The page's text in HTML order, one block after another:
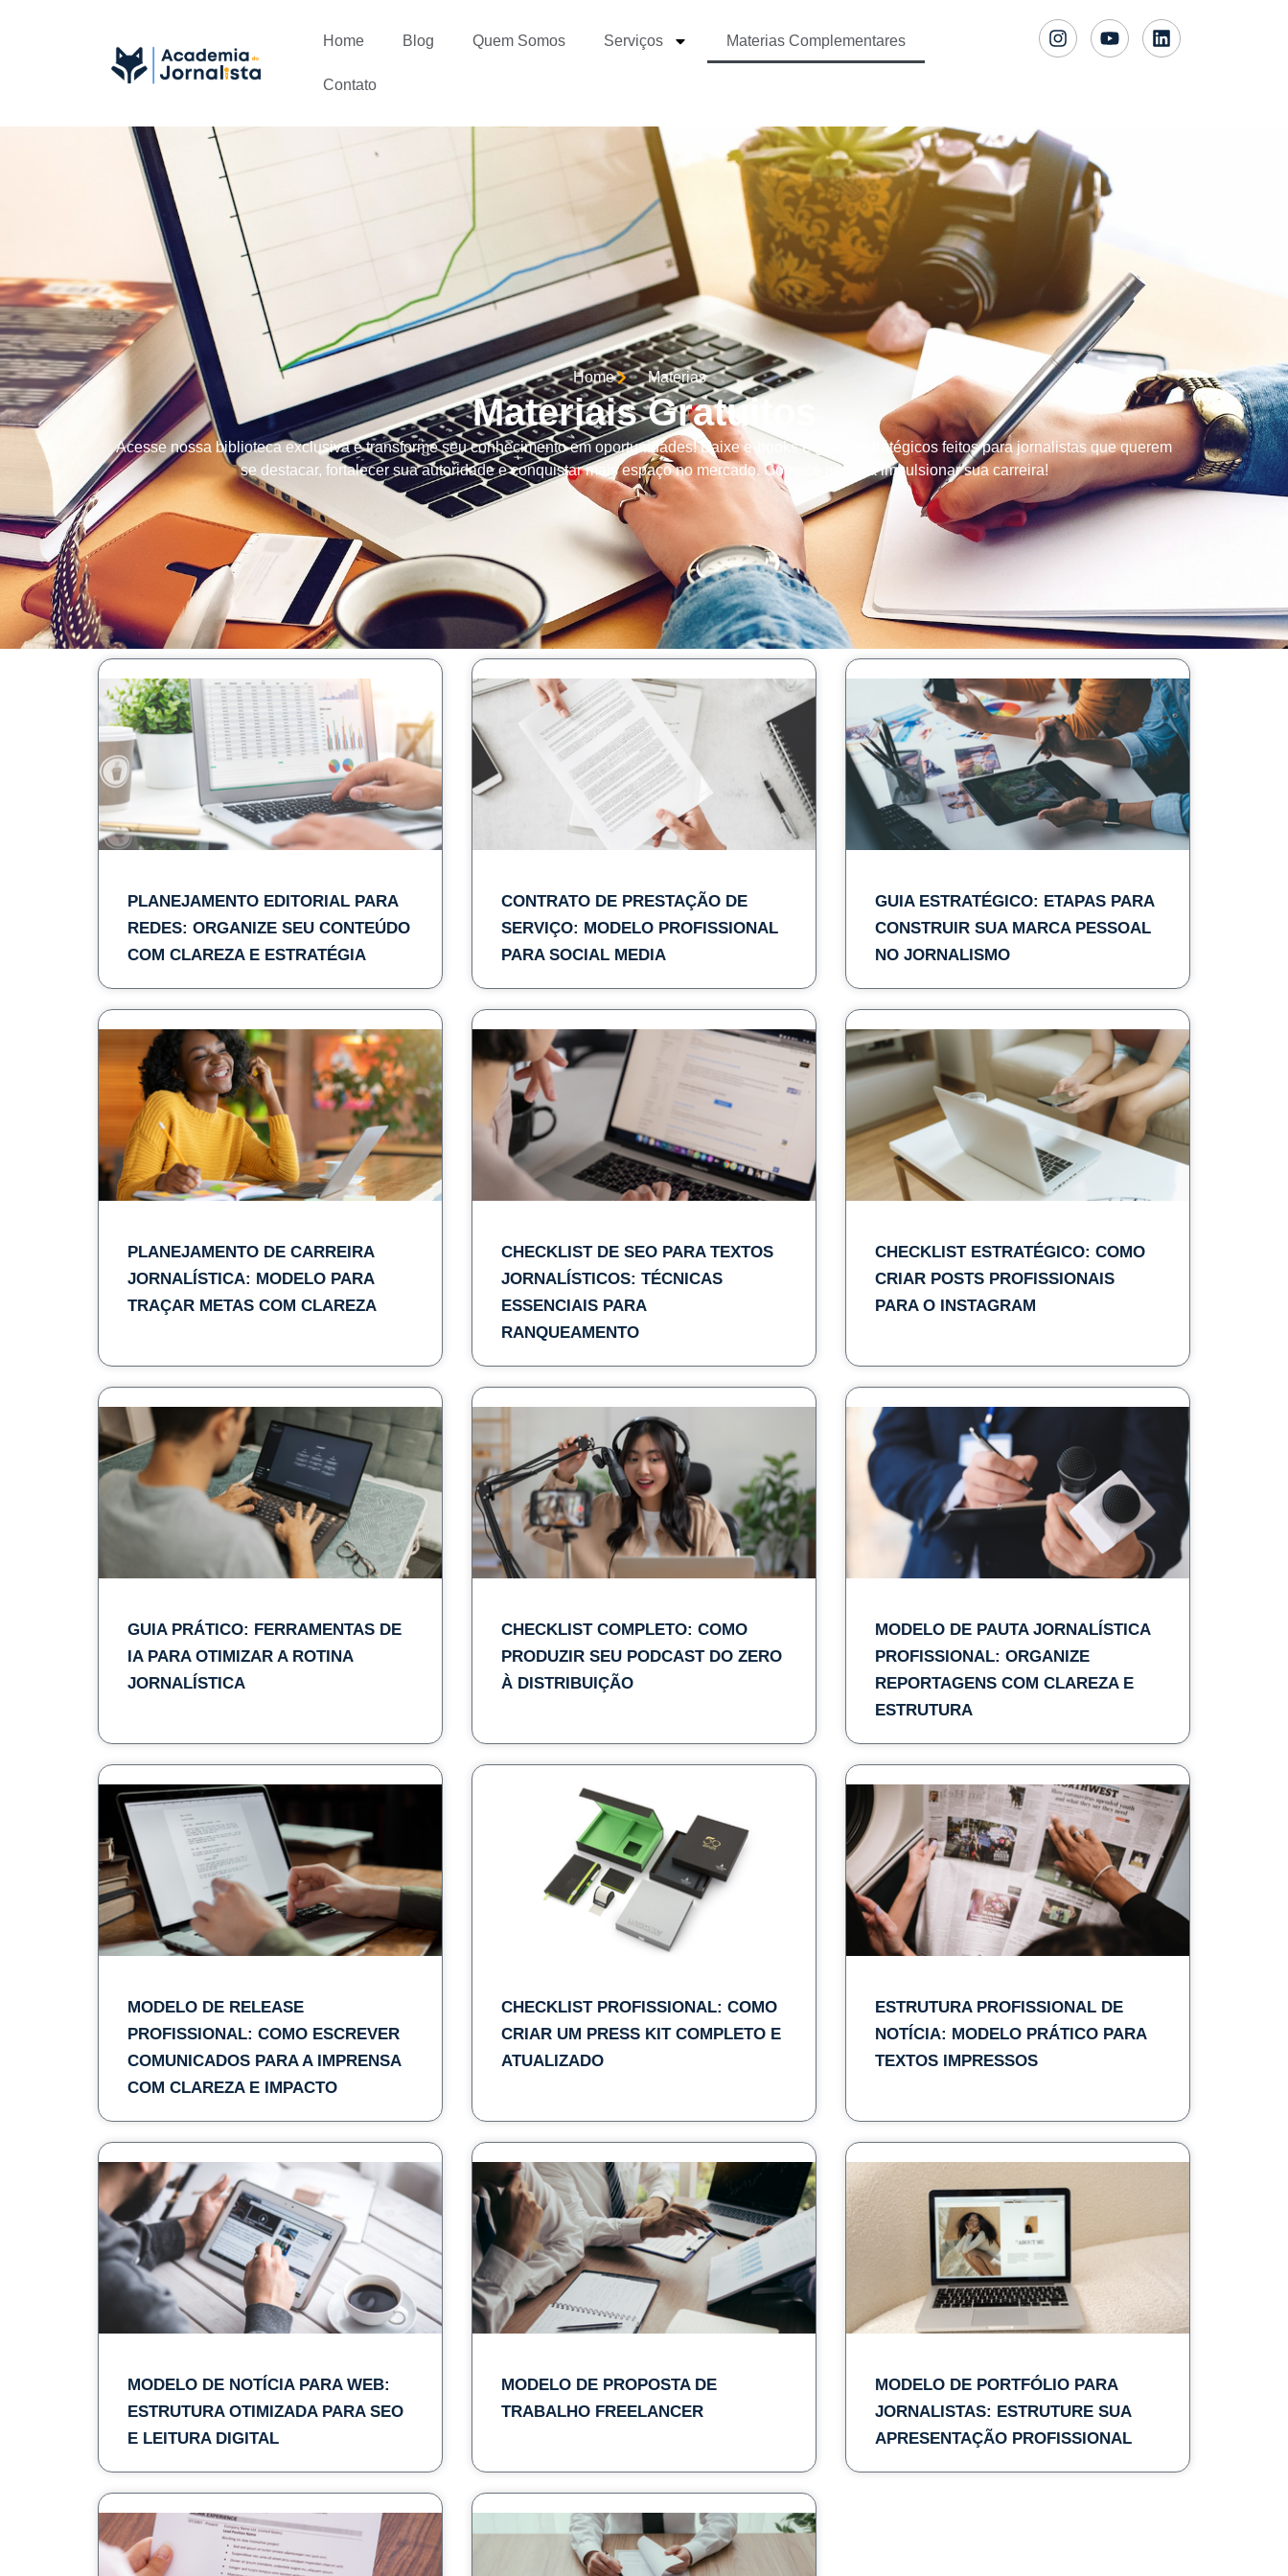
Home Blog Quem Somos Serviços Materias Complementares
Contato
Home Materias
Materiais Gratuitos
Acesse nossa biblioteca exclusiva e transforme seu conhecimento em oportunidades! Baixe e-books e guias estratégicos feitos para jornalistas que querem
se destacar, fortalecer sua autoridade e conquistar mais espaço no mercado. Comece agora a impulsionar sua carreira!
PLANEJAMENTO EDITORIAL PARA
REDES: ORGANIZE SEU CONTEÚDO
COM CLAREZA E ESTRATÉGIA
CONTRATO DE PRESTAÇÃO DE
SERVIÇO: MODELO PROFISSIONAL
PARA SOCIAL MEDIA
GUIA ESTRATÉGICO: ETAPAS PARA
CONSTRUIR SUA MARCA PESSOAL
NO JORNALISMO
PLANEJAMENTO DE CARREIRA
JORNALÍSTICA: MODELO PARA
TRAÇAR METAS COM CLAREZA
CHECKLIST DE SEO PARA TEXTOS
JORNALÍSTICOS: TÉCNICAS
ESSENCIAIS PARA
RANQUEAMENTO
CHECKLIST ESTRATÉGICO: COMO
CRIAR POSTS PROFISSIONAIS
PARA O INSTAGRAM
GUIA PRÁTICO: FERRAMENTAS DE
IA PARA OTIMIZAR A ROTINA
JORNALÍSTICA
CHECKLIST COMPLETO: COMO
PRODUZIR SEU PODCAST DO ZERO
À DISTRIBUIÇÃO
MODELO DE PAUTA JORNALÍSTICA
PROFISSIONAL: ORGANIZE
REPORTAGENS COM CLAREZA E
ESTRUTURA
MODELO DE RELEASE
PROFISSIONAL: COMO ESCREVER
COMUNICADOS PARA A IMPRENSA
COM CLAREZA E IMPACTO
CHECKLIST PROFISSIONAL: COMO
CRIAR UM PRESS KIT COMPLETO E
ATUALIZADO
ESTRUTURA PROFISSIONAL DE
NOTÍCIA: MODELO PRÁTICO PARA
TEXTOS IMPRESSOS
MODELO DE NOTÍCIA PARA WEB:
ESTRUTURA OTIMIZADA PARA SEO
E LEITURA DIGITAL
MODELO DE PROPOSTA DE
TRABALHO FREELANCER
MODELO DE PORTFÓLIO PARA
JORNALISTAS: ESTRUTURE SUA
APRESENTAÇÃO PROFISSIONAL